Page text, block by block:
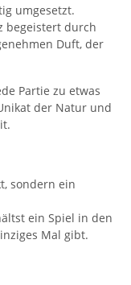
umgesetzt.
begeistert durch
Duft, der
Partie zu etwas
der Natur und
sondern ein
ein Spiel in den
Mal gibt.